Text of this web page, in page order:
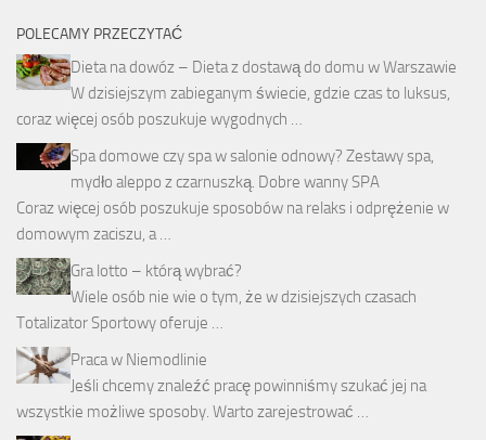
POLECAMY PRZECZYTAĆ
Dieta na dowóz – Dieta z dostawą do domu w Warszawie
W dzisiejszym zabieganym świecie, gdzie czas to luksus,
coraz więcej osób poszukuje wygodnych …
Spa domowe czy spa w salonie odnowy? Zestawy spa,
mydło aleppo z czarnuszką. Dobre wanny SPA
Coraz więcej osób poszukuje sposobów na relaks i odprężenie w
domowym zaciszu, a …
Gra lotto – którą wybrać?
Wiele osób nie wie o tym, że w dzisiejszych czasach
Totalizator Sportowy oferuje …
Praca w Niemodlinie
Jeśli chcemy znaleźć pracę powinniśmy szukać jej na
wszystkie możliwe sposoby. Warto zarejestrować …